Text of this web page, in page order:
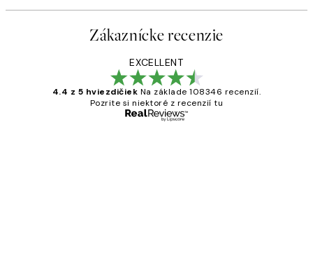
Zákaznícke recenzie
EXCELLENT
4.4 z 5 hviezdičiek Na základe 108346 recenzií.
Pozrite si niektoré z recenzií tu